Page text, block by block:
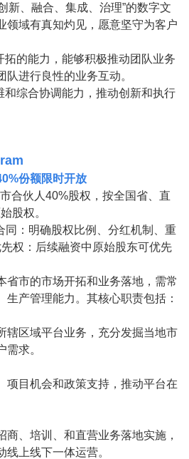
新、融合、集成、治理”的数字文
领域有真知灼见，愿意坚守为客户
拓的能力，能够积极推动团队业务
进行良性的业务互动。
和综合协调能力，推动创新和执行
份额限时开放
合伙人40%股权，按全国省、直
股权。
同：明确股权比例、分红机制、重
权：后续融资中原始股东可优先
省市的市场开拓和业务落地，需常
生产管理能力。其核心职责包括：
辖区域平台业务，充分发掘当地市
求。
项目机会和政策支持，推动平台在
商、培训、和直营业务落地实施，
上线下一体运营。